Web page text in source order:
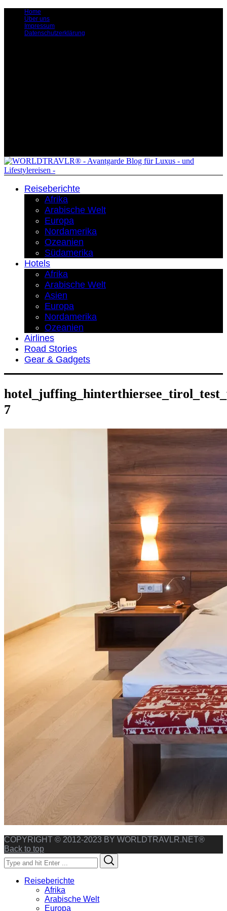
Home
Über uns
Impressum
Datenschutzerklärung
Reiseberichte
Afrika
Arabische Welt
Europa
Nordamerika
Ozeanien
Südamerika
Hotels
Afrika
Arabische Welt
Asien
Europa
Nordamerika
Ozeanien
Airlines
Road Stories
Gear & Gadgets
7
COPYRIGHT © 2012-2023 BY WORLDTRAVLR.NET®
Back to top
Search
for:
Reiseberichte
Afrika
Arabische Welt
Europa